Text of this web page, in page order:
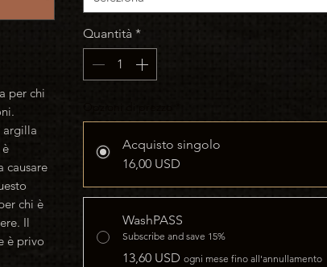
per chi
argilla
causare
chi è
Il
è privo
Quantità *
Acquisto singolo
16,00 USD
WashPASS
Subscribe and save 15%
13,60 USD ogni mese fino all'annullamento